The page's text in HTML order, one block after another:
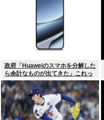
政府「Huaweiのスマホを分解した
ら余計なものが出てきた」これっ
て結局なんだったの？